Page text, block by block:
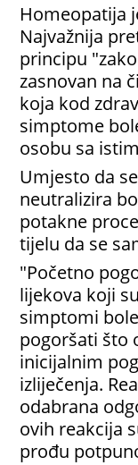
Homeopatija
Najvažnija
principu
zasnovan na
koja kod
simptome
osobu sa
Umjesto da
neutralizira
potakne
tijelu da se
"Početno
lijekova koji
simptomi
pogoršati što
inicijalnim
izliječenja.
odabrana
ovih reakcija
prođu